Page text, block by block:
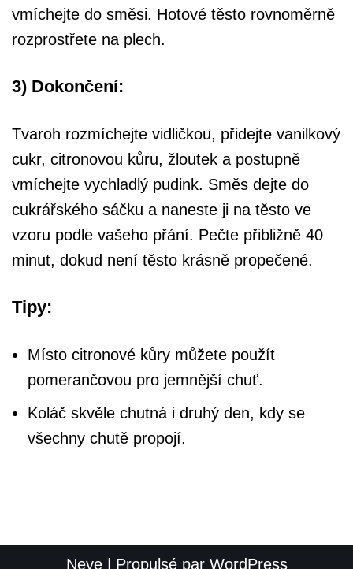
vmíchejte do směsi. Hotové těsto rovnoměrně
rozprostřete na plech.
3) Dokončení:
Tvaroh rozmíchejte vidličkou, přidejte vanilkový
cukr, citronovou kůru, žloutek a postupně
vmíchejte vychladlý pudink. Směs dejte do
cukrářského sáčku a naneste ji na těsto ve
vzoru podle vašeho přání. Pečte přibližně 40
minut, dokud není těsto krásně propečené.
Tipy:
Místo citronové kůry můžete použít
pomerančovou pro jemnější chuť.
Koláč skvěle chutná i druhý den, kdy se
všechny chutě propojí.
Neve| Propulsé par WordPress